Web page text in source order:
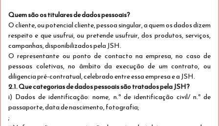
Just Non-refundable Ver detalhes
Só Alojamento
Quem são os titulares de dados pessoais?
O cliente, ou potencial cliente, pessoa singular, a quem os dados dizem
respeito e que usufrui, ou pretende usufruir, dos produtos, serviços,
campanhas, disponibilizados pela JSH.
O representante ou ponto de contacto na empresa, no caso de
pessoas coletivas, no âmbito da execução de um contrato, ou
diligencia pré-contratual, celebrado entre essa empresa e a JSH.
2.1. Que categorias de dados pessoais são tratados pela JSH?
i) Dados de identificação: nome, n.º de identificação civil/ n.º de
passaporte, data de nascimento, fotografia;
;